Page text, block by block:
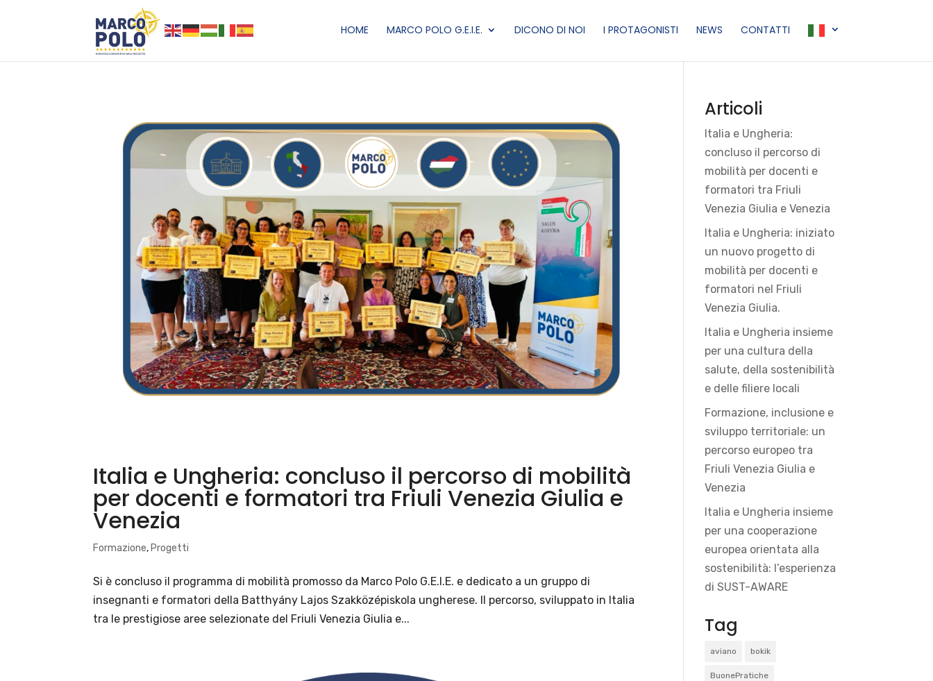
HOME MARCO POLO G.E.I.E. DICONO DI NOI I PROTAGONISTI NEWS CONTATTI
Italia e Ungheria: concluso il percorso di mobilità
per docenti e formatori tra Friuli Venezia Giulia e
Venezia
Formazione, Progetti
Si è concluso il programma di mobilità promosso da Marco Polo G.E.I.E. e dedicato a un gruppo di
insegnanti e formatori della Batthyány Lajos Szakközépiskola ungherese. Il percorso, sviluppato in Italia
tra le prestigiose aree selezionate del Friuli Venezia Giulia e...
Articoli
Italia e Ungheria:
concluso il percorso di
mobilità per docenti e
formatori tra Friuli
Venezia Giulia e Venezia
Italia e Ungheria: iniziato
un nuovo progetto di
mobilità per docenti e
formatori nel Friuli
Venezia Giulia.
Italia e Ungheria insieme
per una cultura della
salute, della sostenibilità
e delle filiere locali
Formazione, inclusione e
sviluppo territoriale: un
percorso europeo tra
Friuli Venezia Giulia e
Venezia
Italia e Ungheria insieme
per una cooperazione
europea orientata alla
sostenibilità: l’esperienza
di SUST-AWARE
Tag
aviano bokik
BuonePratiche